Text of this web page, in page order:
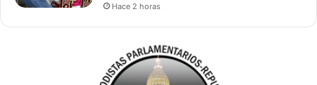
Hace 2 horas